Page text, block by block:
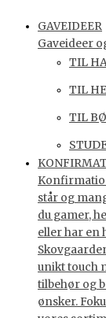
GAVEIDEER
Gaveideer
TIL
TIL
TIL
står og
du gamer,
eller har en
unikt touch
tilbehør og
ønsker.